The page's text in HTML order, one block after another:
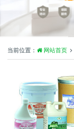
当前位置： 网站首页